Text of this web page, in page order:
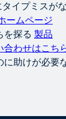
タイプミスが
ームページ
を探る 製品
合わせはこち
に助けが必要